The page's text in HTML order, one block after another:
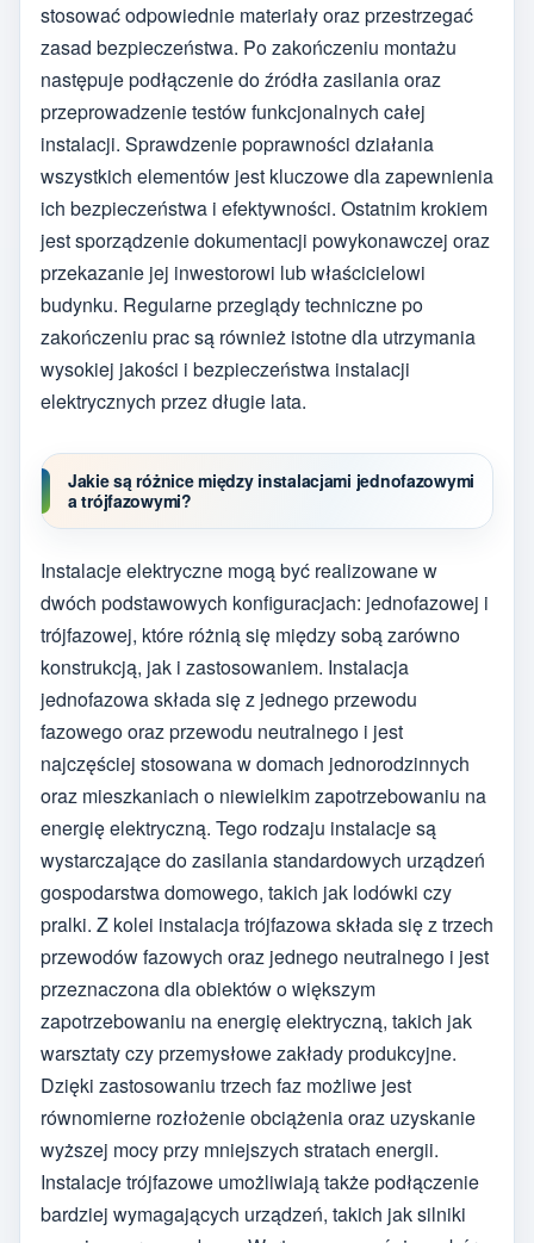
stosować odpowiednie materiały oraz przestrzegać
zasad bezpieczeństwa. Po zakończeniu montażu
następuje podłączenie do źródła zasilania oraz
przeprowadzenie testów funkcjonalnych całej
instalacji. Sprawdzenie poprawności działania
wszystkich elementów jest kluczowe dla zapewnienia
ich bezpieczeństwa i efektywności. Ostatnim krokiem
jest sporządzenie dokumentacji powykonawczej oraz
przekazanie jej inwestorowi lub właścicielowi
budynku. Regularne przeglądy techniczne po
zakończeniu prac są również istotne dla utrzymania
wysokiej jakości i bezpieczeństwa instalacji
elektrycznych przez długie lata.
Jakie są różnice między instalacjami jednofazowymi
a trójfazowymi?
Instalacje elektryczne mogą być realizowane w
dwóch podstawowych konfiguracjach: jednofazowej i
trójfazowej, które różnią się między sobą zarówno
konstrukcją, jak i zastosowaniem. Instalacja
jednofazowa składa się z jednego przewodu
fazowego oraz przewodu neutralnego i jest
najczęściej stosowana w domach jednorodzinnych
oraz mieszkaniach o niewielkim zapotrzebowaniu na
energię elektryczną. Tego rodzaju instalacje są
wystarczające do zasilania standardowych urządzeń
gospodarstwa domowego, takich jak lodówki czy
pralki. Z kolei instalacja trójfazowa składa się z trzech
przewodów fazowych oraz jednego neutralnego i jest
przeznaczona dla obiektów o większym
zapotrzebowaniu na energię elektryczną, takich jak
warsztaty czy przemysłowe zakłady produkcyjne.
Dzięki zastosowaniu trzech faz możliwe jest
równomierne rozłożenie obciążenia oraz uzyskanie
wyższej mocy przy mniejszych stratach energii.
Instalacje trójfazowe umożliwiają także podłączenie
bardziej wymagających urządzeń, takich jak silniki